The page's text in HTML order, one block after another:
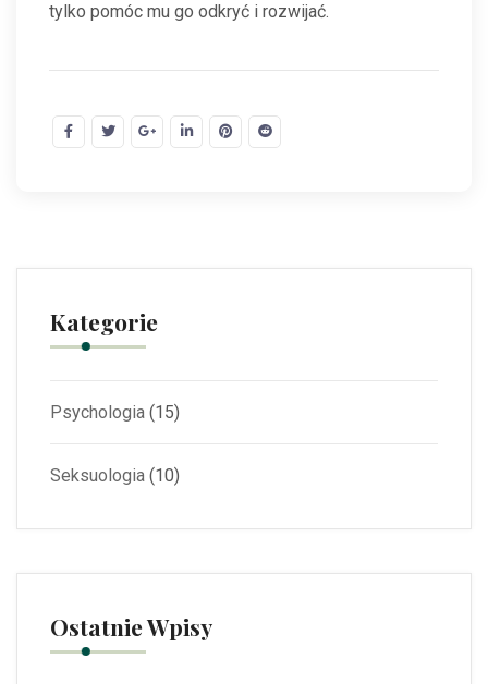
tylko pomóc mu go odkryć i rozwijać.
Kategorie
Psychologia (15)
Seksuologia (10)
Ostatnie Wpisy